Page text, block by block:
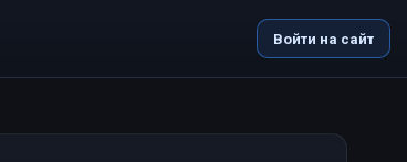
Войти на сайт